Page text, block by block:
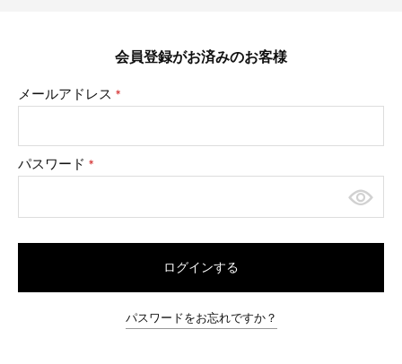
会員登録がお済みのお客様
メールアドレス
(必
パスワード
(必
ログインする
パスワードをお忘れですか？